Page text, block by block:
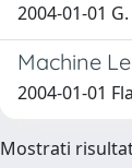
2004-01-01
Machine
2004-01-01
Mostrati